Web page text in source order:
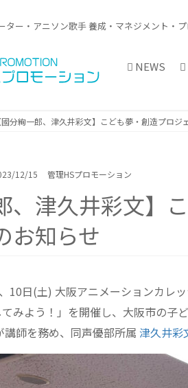
ー・アニソン歌手 養成・ マネジメント・
NEWS
國分絢一郎、津久井彩文】こども夢・創造プロ
12/15 管理HSプロモーション
、津久井彩文】
お知らせ
10日(土) 大阪アニメーションカレ
みよう！」を開催し、大阪市の子
講師を務め、同声優部所属 津久井彩